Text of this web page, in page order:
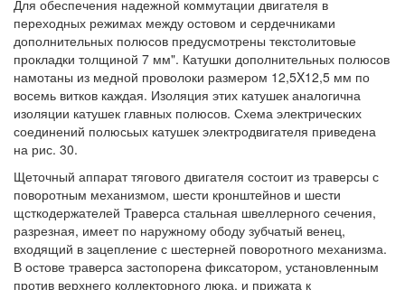
Для обеспечения надежной коммутации двигателя в
переходных режимах между остовом и сердечниками
дополнительных полюсов предусмотрены текстолитовые
прокладки толщиной 7 мм". Катушки дополнительных полюсов
намотаны из медной проволоки размером 12,5X12,5 мм по
восемь витков каждая. Изоляция этих катушек аналогична
изоляции катушек главных полюсов. Схема электрических
соединений полюсьых катушек электродвигателя приведена
на рис. 30.
Щеточный аппарат тягового двигателя состоит из траверсы с
поворотным механизмом, шести кронштейнов и шести
щсткодержателей Траверса стальная швеллерного сечения,
разрезная, имеет по наружному ободу зубчатый венец,
входящий в зацепление с шестерней поворотного механизма.
В остове траверса застопорена фиксатором, установленным
против верхнего коллекторного люка, и прижата к